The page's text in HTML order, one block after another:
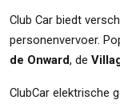
Club Car biedt
personenvervoer.
de Onward, de
ClubCar elektrische